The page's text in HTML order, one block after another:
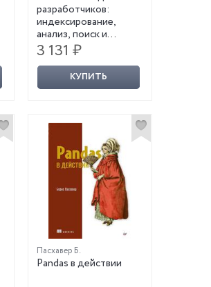
разработчиков:
индексирование,
анализ, поиск и
агрегирование данных.
2-е изд.
3 131 ₽
КУПИТЬ
Пасхавер Б.
Pandas в действии